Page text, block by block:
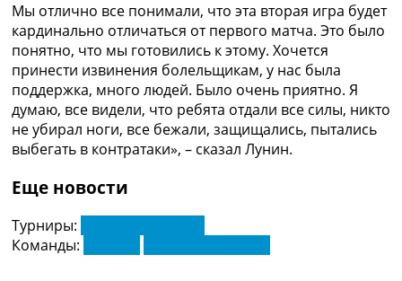
Мы отлично все понимали, что эта вторая игра будет
кардинально отличаться от первого матча. Это было
понятно, что мы готовились к этому. Хочется
принести извинения болельщикам, у нас была
поддержка, много людей. Было очень приятно. Я
думаю, все видели, что ребята отдали все силы, никто
не убирал ноги, все бежали, защищались, пытались
выбегать в контратаки», – сказал Лунин.
Еще новости
Турниры:
Команды: